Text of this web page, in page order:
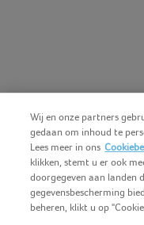
Wij en onze partners
gedaan om inhoud te
Lees meer in ons
klikken, stemt u er ook
doorgegeven aan landen
gegevensbescherming
beheren, klikt u op